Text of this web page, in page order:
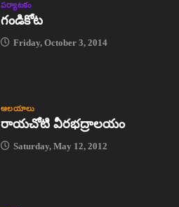
పర్యాటకం
గండికోట
Friday, October 3, 2014
ఆలయాలు
రాయచోటి వీరభద్రాలయం
Saturday, May 12, 2012